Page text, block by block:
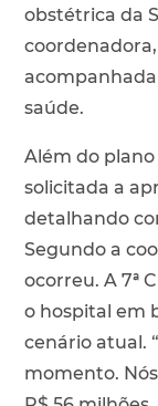
obstétrica da
saúde.
Além do
solicitada a
detalhando
Segundo a
ocorreu. A 7ª
o hospital em
cenário atual.
momento.